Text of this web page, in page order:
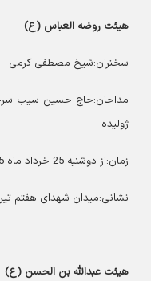
هیئت روضه العباس (ع)
سخنران:شیخ مصطفی کرمی
مداحان:حاج حسین سیب
ژولیده
زمان:از دوشنبه 25 خرداد ماه 1405 از ساعت 20:30 به مدت 10 شب
نشانی:میدان شهدای هفتم تیر
هیئت عبدالله بن الحسن (ع)